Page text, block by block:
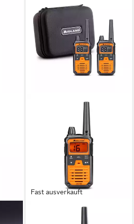
Fast ausverkauft
Funkgerät XT 70 Pro 2er